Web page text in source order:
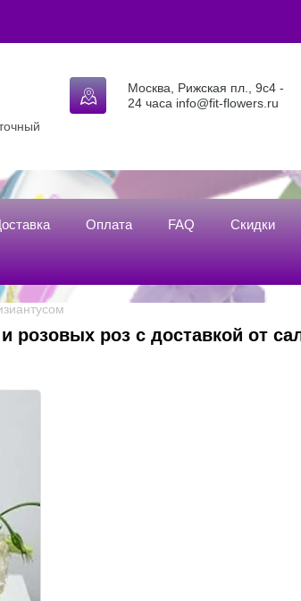
Москва, Рижская пл., 9с4 -
24 часа info@fit-flowers.ru
Оплата FAQ Скидки
розовых роз с доставкой от